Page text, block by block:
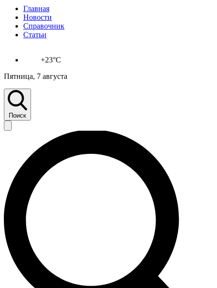
Главная
Новости
Справочник
Статьи
+23°C
Пятница, 7 августа
Поиск